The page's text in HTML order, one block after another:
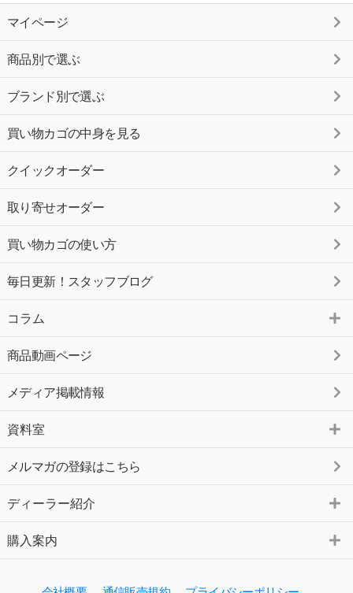
マイページ
商品別で選ぶ
ブランド別で選ぶ
買い物カゴの中身を見る
クイックオーダー
取り寄せオーダー
買い物カゴの使い方
毎日更新！スタッフブログ
コラム
商品動画ページ
メディア掲載情報
資料室
メルマガの登録はこちら
ディーラー紹介
購入案内